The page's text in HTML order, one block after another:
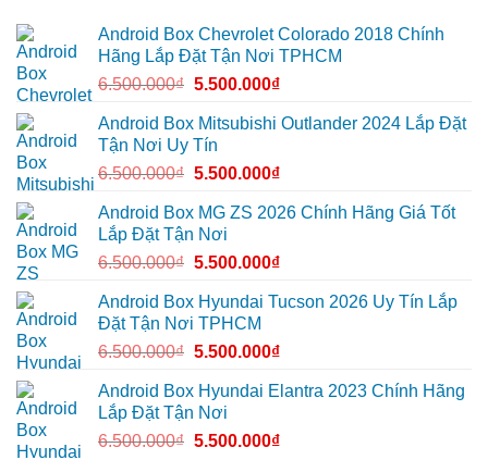
xem
YouTube
dẫn
đường
Quận
nâng
cao
trải
nghiệm
Android
box
Geely
EX2
ở
Hóc
Môn
xe
thoải
mái
hơn
Android Box Chevrolet Colorado 2018 Chính
Hãng Lắp Đặt Tận Nơi TPHCM
6.500.000₫ 5.500.000₫
Android Box Mitsubishi Outlander 2024 Lắp Đặt
Tận Nơi Uy Tín
6.500.000₫ 5.500.000₫
Android Box MG ZS 2026 Chính Hãng Giá Tốt
Lắp Đặt Tận Nơi
6.500.000₫ 5.500.000₫
Android Box Hyundai Tucson 2026 Uy Tín Lắp
Đặt Tận Nơi TPHCM
6.500.000₫ 5.500.000₫
Android Box Hyundai Elantra 2023 Chính Hãng
Lắp Đặt Tận Nơi
6.500.000₫ 5.500.000₫